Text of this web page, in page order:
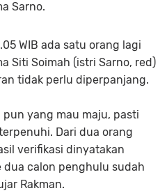
Sarno.
WIB ada satu orang lagi
Siti Soimah (istri Sarno, red)
tidak perlu diperpanjang.
yang mau maju, pasti
Dari dua orang
verifikasi dinyatakan
dua calon penghulu sudah
Rakman.